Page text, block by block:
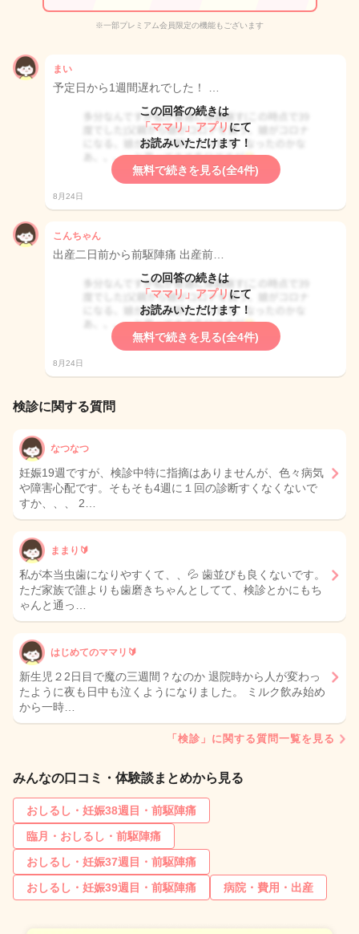
※一部プレミアム会員限定の機能もございます
まい
予定日から1週間遅れでした！ …
この回答の続きは
「ママリ」アプリ にて
お読みいただけます！
無料で続きを見る(全4件)
8月24日
こんちゃん
出産二日前から前駆陣痛 出産前…
この回答の続きは
「ママリ」アプリ にて
お読みいただけます！
無料で続きを見る(全4件)
8月24日
検診に関する質問
なつなつ
妊娠19週ですが、検診中特に指摘はありませんが、色々病気
や障害心配です。そもそも4週に１回の診断すくなくないで
すか、、、 2…
ままり🔰
私が本当虫歯になりやすくて、、💦 歯並びも良くないです。
ただ家族で誰よりも歯磨きちゃんとしてて、検診とかにもち
ゃんと通っ…
はじめてのママリ🔰
新生児２2日目で魔の三週間？なのか 退院時から人が変わっ
たように夜も日中も泣くようになりました。 ミルク飲み始め
から一時…
「検診」に関する質問一覧を見る
みんなの口コミ・体験談まとめから見る
おしるし・妊娠38週目・前駆陣痛
臨月・おしるし・前駆陣痛
おしるし・妊娠37週目・前駆陣痛
おしるし・妊娠39週目・前駆陣痛
病院・費用・出産